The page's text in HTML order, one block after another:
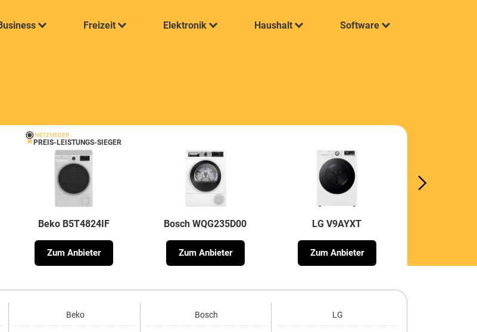
Freizeit Elektronik Haushalt Software
PREIS-LEISTUNGS-SIEGER
Beko B5T4824IF
Zum Anbieter
Bosch WQG235D00
Zum Anbieter
LG V9AYXT
Zum Anbieter
Beko Bosch LG